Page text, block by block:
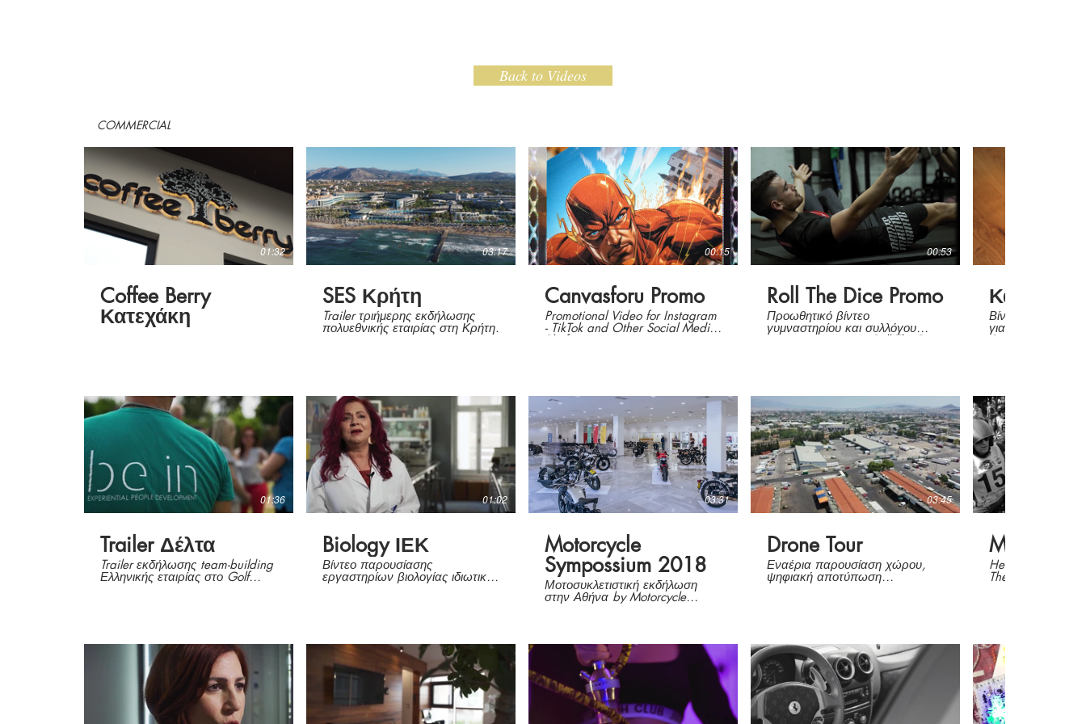
COMMERCIAL
01:32
Coffee Berry
Κατεχάκη
03:17
SES Κρήτη
Trailer τριήμερης εκδήλωσης
πολυεθνικής εταιρίας στη Κρήτη.
00:15
Canvasforu Promo
Promotional Video for Instagram
- TikTok and Other Social Media
Platforms
00:53
Roll The Dice Promo
Προωθητικό βίντεο
γυμναστηρίου και συλλόγου
πολεμικών τεχνών Roll The Dice.
Βίντεο
για προώθηση
Social Media.
01:36
Trailer Δέλτα
Trailer εκδήλωσης team-building
Ελληνικής εταιρίας στο Golf
Γλυφάδας.
01:02
Biology ΙΕΚ
Βίντεο παρουσίασης
εργαστηρίων βιολογίας ιδιωτικού
κέντρου εκπαίδευσης.
03:31
Motorcycle
Sympossium 2018
Μοτοσυκλετιστική εκδήλωση
στην Αθήνα by Motorcycle
Museum
03:45
Drone Tour
Εναέρια παρουσίαση χώρου,
ψηφιακή αποτύπωση
οικοπέδου.
Hellenic
The history of
Back to Videos